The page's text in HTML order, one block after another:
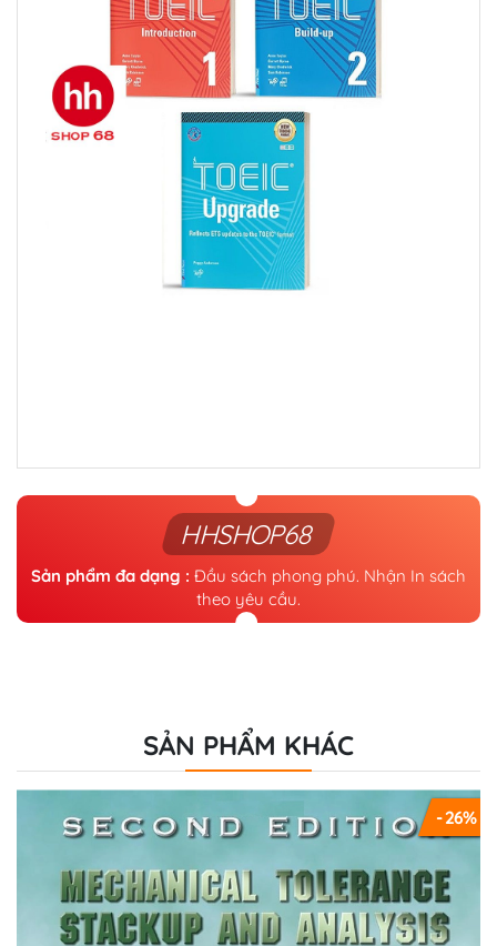
HHSHOP68
Sản phẩm đa dạng : Đầu sách phong phú. Nhận In sách
theo yêu cầu.
SẢN PHẨM KHÁC
- 26%